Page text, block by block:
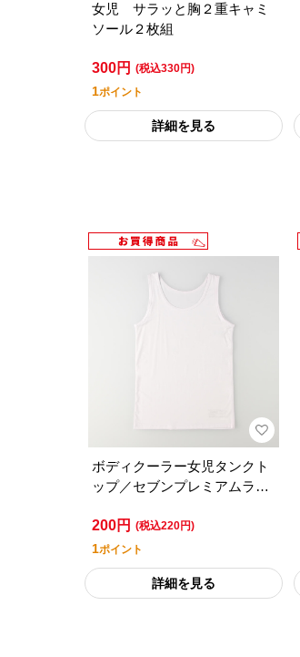
女児 サラッと胸２重キャミ
ソール２枚組
300円 (税込330円)
1ポイント
詳細を見る
ボディクーラー女児タンクト
ップ／セブンプレミアムライ
200円 (税込220円)
1ポイント
詳細を見る